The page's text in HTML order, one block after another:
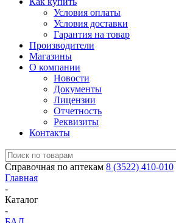
Условия оплаты
Условия доставки
Гарантия на товар
Производители
Магазины
О компании
Новости
Документы
Лицензии
Отчетность
Реквизиты
Контакты
Справочная по аптекам 8 (3522) 410-010
Главная
-
Каталог
-